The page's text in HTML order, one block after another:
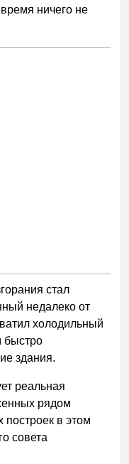
ничего не
стал
недалеко от
холодильный
быстро
здания.
реальная
рядом
построек в этом
совета